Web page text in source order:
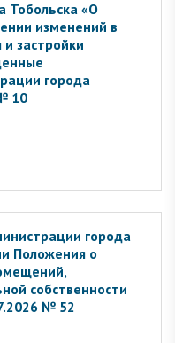
Тобольска «О
изменений в
застройки
города
10
города
Положения о
собственности
№ 52